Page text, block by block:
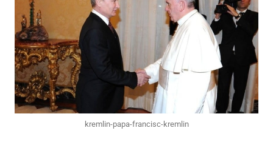
kremlin-papa-francisc-kremlin